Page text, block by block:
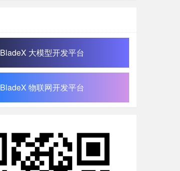
BladeX 大模型开发平台
BladeX 物联网开发平台